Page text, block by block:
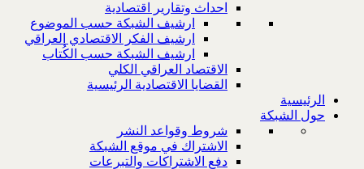
احداث وتقارير اقتصادية
ارشيف الشبكة حسب الموضوع
ارشيف الفكر الاقتصادي العراقي
ارشيف الشبكة حسب الكُتاب
الاقتصاد العراقي الكلي
القضايا الاقتصادية الرئيسية
الرئيسية
حول الشبكة
شروط وقواعد النشر
الاشتراك في موقع الشبكة
دفع الاشتراكات والتبرعات